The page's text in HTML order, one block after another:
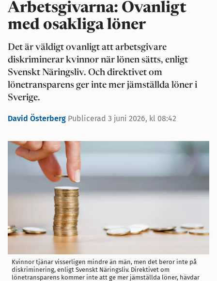
Arbetsgivarna: Ovanligt
med osakliga löner
Det är väldigt ovanligt att arbetsgivare
diskriminerar kvinnor när lönen sätts, enligt
Svenskt Näringsliv. Och direktivet om
lönetransparens ger inte mer jämställda löner i
Sverige.
David Österberg Publicerad 3 juni 2026, kl 08:42
Kvinnor tjänar visserligen mindre än män, men det beror inte på
diskriminering, enligt Svenskt Näringsliv. Direktivet om
lönetransparens kommer inte att ge mer jämställda löner, hävdar